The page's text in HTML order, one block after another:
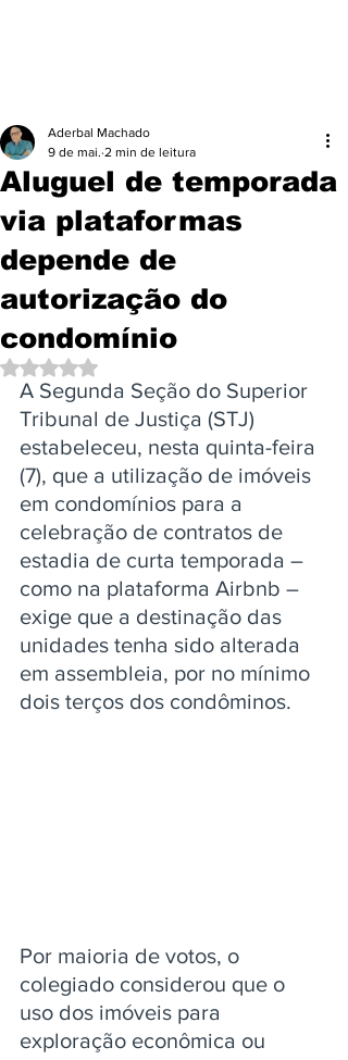
Aluguel de temporada
via plataformas
depende de
autorização do
condomínio
Aderbal Machado
9 de mai. 2 min de leitura
Avaliado com NaN de 5 estrelas.
A Segunda Seção do Superior
Tribunal de Justiça (STJ)
estabeleceu, nesta quinta-feira
(7), que a utilização de imóveis
em condomínios para a
celebração de contratos de
estadia de curta temporada –
como na plataforma Airbnb –
exige que a destinação das
unidades tenha sido alterada
em assembleia, por no mínimo
dois terços dos condôminos.
Por maioria de votos, o
colegiado considerou que o
uso dos imóveis para
exploração econômica ou